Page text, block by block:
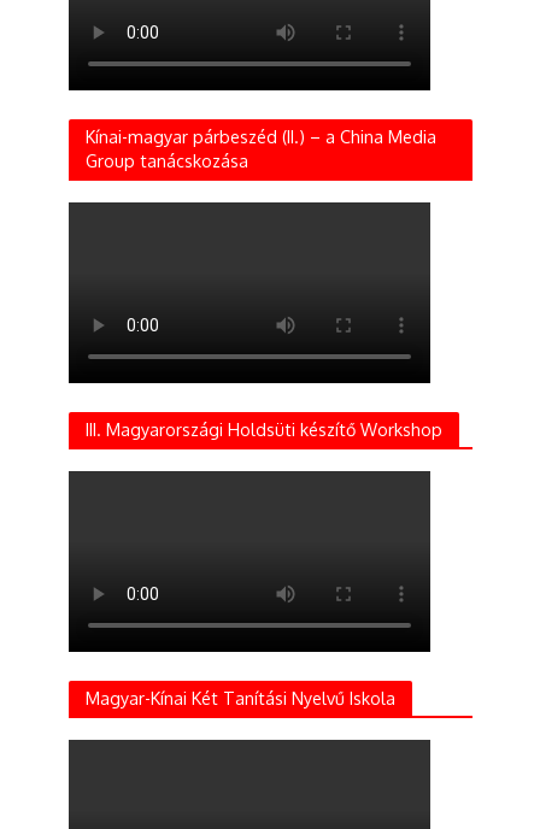
Kínai-magyar párbeszéd (II.) – a China Media
Group tanácskozása
III. Magyarországi Holdsüti készítő Workshop
Magyar-Kínai Két Tanítási Nyelvű Iskola